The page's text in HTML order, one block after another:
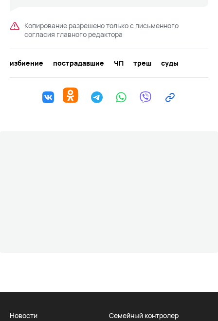
Копирование разрешено только с письменного
согласия главного редактора
избиение пострадавшие ЧП треш суды
Новости
Семейный контролер